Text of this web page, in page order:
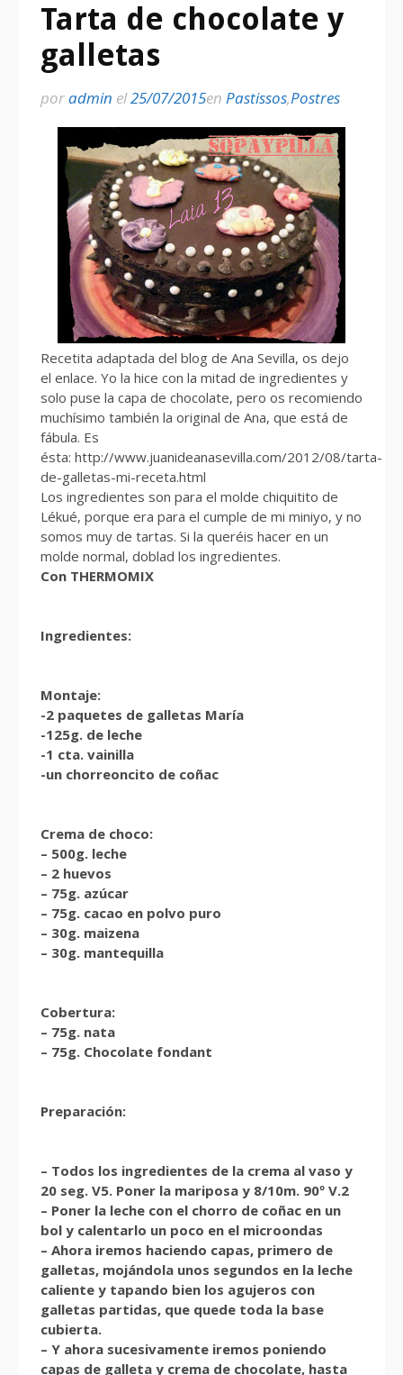
Tarta de chocolate y
galletas
poradmin el25/07/2015en Pastissos,Postres
Recetita adaptada del blog de Ana Sevilla, os dejo
el enlace. Yo la hice con la mitad de ingredientes y
solo puse la capa de chocolate, pero os recomiendo
muchísimo también la original de Ana, que está de
fábula. Es
ésta: http://www.juanideanasevilla.com/2012/08/tarta-
de-galletas-mi-receta.html
Los ingredientes son para el molde chiquitito de
Lékué, porque era para el cumple de mi miniyo, y no
somos muy de tartas. Si la queréis hacer en un
molde normal, doblad los ingredientes.
Con THERMOMIX
Ingredientes:
Montaje:
-2 paquetes de galletas María
-125g. de leche
-1 cta. vainilla
-un chorreoncito de coñac
Crema de choco:
– 500g. leche
– 2 huevos
– 75g. azúcar
– 75g. cacao en polvo puro
– 30g. maizena
– 30g. mantequilla
Cobertura:
– 75g. nata
– 75g. Chocolate fondant
Preparación:
– Todos los ingredientes de la crema al vaso y
20 seg. V5. Poner la mariposa y 8/10m. 90º V.2
– Poner la leche con el chorro de coñac en un
bol y calentarlo un poco en el microondas
– Ahora iremos haciendo capas, primero de
galletas, mojándola unos segundos en la leche
caliente y tapando bien los agujeros con
galletas partidas, que quede toda la base
cubierta.
– Y ahora sucesivamente iremos poniendo
capas de galleta y crema de chocolate, hasta